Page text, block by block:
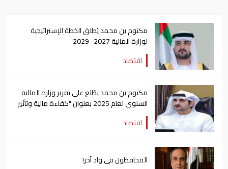
مكتوم بن محمد يُطلق الخطة الإستراتيجية
لوزارة المالية 2027–2029
اقتصاد
مكتوم بن محمد يطّلع على تقرير وزارة المالية
السنوي لعام 2025 بعنوان "كفاءة مالية وتأثير
عالمي"
اقتصاد
المحافظون فى واد آخر!